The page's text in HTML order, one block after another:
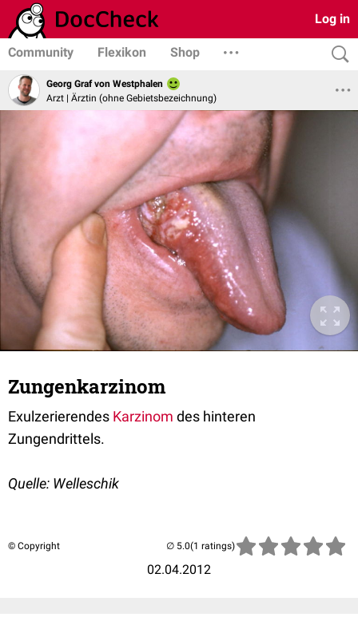
Log in
Community Flexikon Shop
Georg Graf von Westphalen
Arzt | Ärztin (ohne Gebietsbezeichnung)
Zungenkarzinom
Exulzerierendes Karzinom des hinteren
Zungendrittels.
Quelle: Welleschik
© Copyright
02.04.2012
(1 ratings)